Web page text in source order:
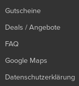
Gutscheine
Deals / Angebote
FAQ
Google Maps
Datenschutzerklärung